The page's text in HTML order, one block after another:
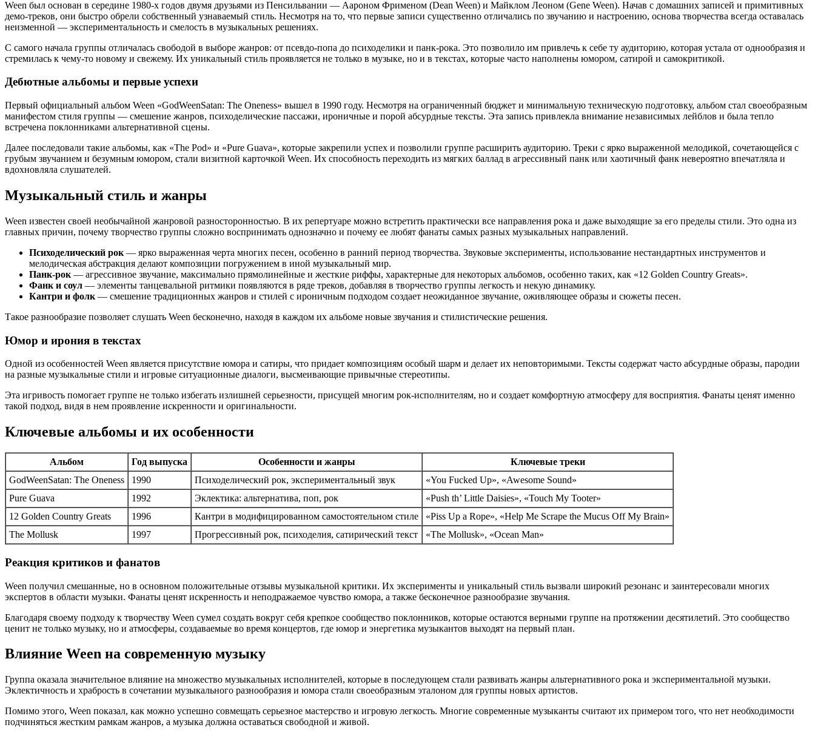
Ween был основан в середине 1980-х годов двумя друзьями из Пенсильвании — Аароном Фрименом (Dean Ween) и Майклом Леоном (Gene Ween). Начав с домашних записей и примитивных
демо-треков, они быстро обрели собственный узнаваемый стиль. Несмотря на то, что первые записи существенно отличались по звучанию и настроению, основа творчества всегда оставалась
неизменной — экспериментальность и смелость в музыкальных решениях.
С самого начала группы отличалась свободой в выборе жанров: от псевдо-попа до психоделики и панк-рока. Это позволило им привлечь к себе ту аудиторию, которая устала от однообразия и
стремилась к чему-то новому и свежему. Их уникальный стиль проявляется не только в музыке, но и в текстах, которые часто наполнены юмором, сатирой и самокритикой.
Дебютные альбомы и первые успехи
Первый официальный альбом Ween «GodWeenSatan: The Oneness» вышел в 1990 году. Несмотря на ограниченный бюджет и минимальную техническую подготовку, альбом стал своеобразным
манифестом стиля группы — смешение жанров, психоделические пассажи, ироничные и порой абсурдные тексты. Эта запись привлекла внимание независимых лейблов и была тепло
встречена поклонниками альтернативной сцены.
Далее последовали такие альбомы, как «The Pod» и «Pure Guava», которые закрепили успех и позволили группе расширить аудиторию. Треки с ярко выраженной мелодикой, сочетающейся с
грубым звучанием и безумным юмором, стали визитной карточкой Ween. Их способность переходить из мягких баллад в агрессивный панк или хаотичный фанк невероятно впечатляла и
вдохновляла слушателей.
Музыкальный стиль и жанры
Ween известен своей необычайной жанровой разносторонностью. В их репертуаре можно встретить практически все направления рока и даже выходящие за его пределы стили. Это одна из
главных причин, почему творчество группы сложно воспринимать однозначно и почему ее любят фанаты самых разных музыкальных направлений.
Психоделический рок — ярко выраженная черта многих песен, особенно в ранний период творчества. Звуковые эксперименты, использование нестандартных инструментов и
мелодическая абстракция делают композиции погружением в иной музыкальный мир.
Панк-рок — агрессивное звучание, максимально прямолинейные и жесткие риффы, характерные для некоторых альбомов, особенно таких, как «12 Golden Country Greats».
Фанк и соул — элементы танцевальной ритмики появляются в ряде треков, добавляя в творчество группы легкость и некую динамику.
Кантри и фолк — смешение традиционных жанров и стилей с ироничным подходом создает неожиданное звучание, оживляющее образы и сюжеты песен.
Такое разнообразие позволяет слушать Ween бесконечно, находя в каждом их альбоме новые звучания и стилистические решения.
Юмор и ирония в текстах
Одной из особенностей Ween является присутствие юмора и сатиры, что придает композициям особый шарм и делает их неповторимыми. Тексты содержат часто абсурдные образы, пародии
на разные музыкальные стили и игровые ситуационные диалоги, высмеивающие привычные стереотипы.
Эта игривость помогает группе не только избегать излишней серьезности, присущей многим рок-исполнителям, но и создает комфортную атмосферу для восприятия. Фанаты ценят именно
такой подход, видя в нем проявление искренности и оригинальности.
Ключевые альбомы и их особенности
Альбом Год выпуска Особенности и жанры
Ключевые треки
GodWeenSatan: The Oneness
1990 Психоделический рок, экспериментальный звук
«You Fucked Up», «Awesome Sound»
Pure Guava
1992 Эклектика: альтернатива, поп, рок
«Push th’ Little Daisies», «Touch My Tooter»
12 Golden Country Greats
1996 Кантри в модифицированном самостоятельном стиле
«Piss Up a Rope», «Help Me Scrape the Mucus Off My Brain»
The Mollusk
1997 Прогрессивный рок, психоделия, сатирический текст «The Mollusk», «Ocean Man»
Реакция критиков и фанатов
Ween получил смешанные, но в основном положительные отзывы музыкальной критики. Их эксперименты и уникальный стиль вызвали широкий резонанс и заинтересовали многих
экспертов в области музыки. Фанаты ценят искренность и неподражаемое чувство юмора, а также бесконечное разнообразие звучания.
Благодаря своему подходу к творчеству Ween сумел создать вокруг себя крепкое сообщество поклонников, которые остаются верными группе на протяжении десятилетий. Это сообщество
ценит не только музыку, но и атмосферы, создаваемые во время концертов, где юмор и энергетика музыкантов выходят на первый план.
Влияние Ween на современную музыку
Группа оказала значительное влияние на множество музыкальных исполнителей, которые в последующем стали развивать жанры альтернативного рока и экспериментальной музыки.
Эклектичность и храбрость в сочетании музыкального разнообразия и юмора стали своеобразным эталоном для группы новых артистов.
Помимо этого, Ween показал, как можно успешно совмещать серьезное мастерство и игровую легкость. Многие современные музыканты считают их примером того, что нет необходимости
подчиняться жестким рамкам жанров, а музыка должна оставаться свободной и живой.